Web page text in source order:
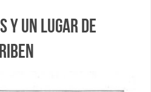
y un lugar de